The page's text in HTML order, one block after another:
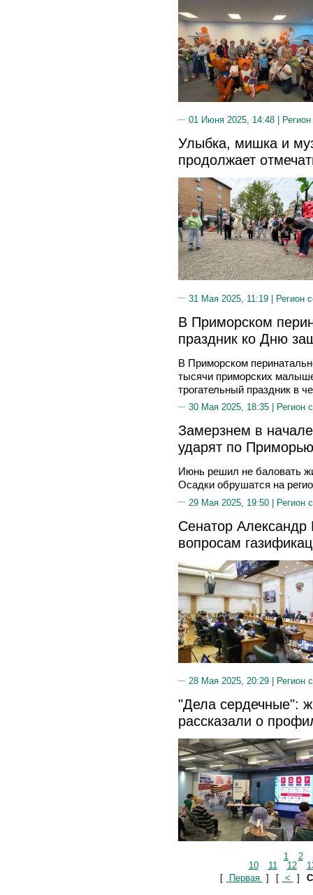
01 Июня 2025, 14:48 |
Улыбка, мишка и
продолжает
31 Мая 2025, 11:19 | Регион
В Приморском
праздник ко Дню
В Приморском
тысячи приморских
трогательный праздник в
30 Мая 2025, 18:35 | Регион
Замерзнем в
ударят по
Июнь решил не баловать
Осадки обрушатся на
29 Мая 2025, 19:50 | Регион
Сенатор
вопросам
28 Мая 2025, 20:29 | Регион
"Дела сердечные":
рассказали о
1 2
10
11 12
[
Первая ] [ < ]